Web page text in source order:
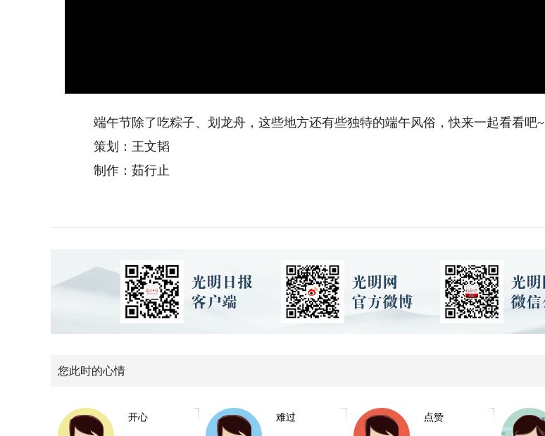
端午节除了吃粽子、划龙舟，这些地方还有些独特的端午风俗，快来一起看看吧~
策划：王文韬
制作：茹行止
您此时的心情
开心 难过 点赞